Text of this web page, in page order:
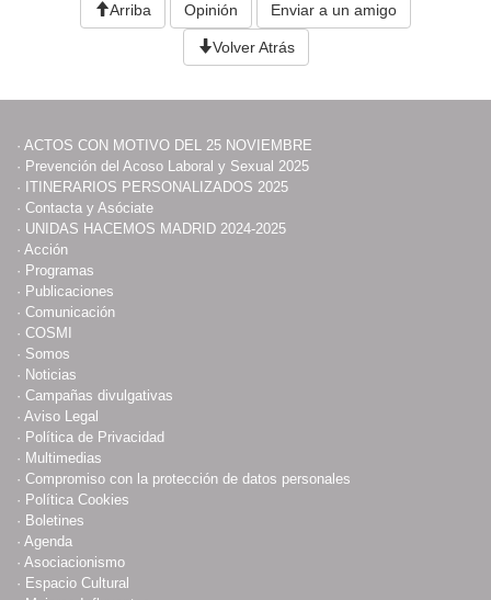
Arriba Opinión Enviar a un amigo
Volver Atrás
· ACTOS CON MOTIVO DEL 25 NOVIEMBRE
· Prevención del Acoso Laboral y Sexual 2025
· ITINERARIOS PERSONALIZADOS 2025
· Contacta y Asóciate
· UNIDAS HACEMOS MADRID 2024-2025
· Acción
· Programas
· Publicaciones
· Comunicación
· COSMI
· Somos
· Noticias
· Campañas divulgativas
· Aviso Legal
· Política de Privacidad
· Multimedias
· Compromiso con la protección de datos personales
· Política Cookies
· Boletines
· Agenda
· Asociacionismo
· Espacio Cultural